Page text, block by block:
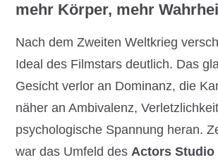
mehr Körper, mehr
Nach dem Zweiten Weltkrieg
Ideal des Filmstars deutlich. Das
Gesicht verlor an Dominanz, die
näher an Ambivalenz,
psychologische Spannung heran.
war das Umfeld des Actors Studio